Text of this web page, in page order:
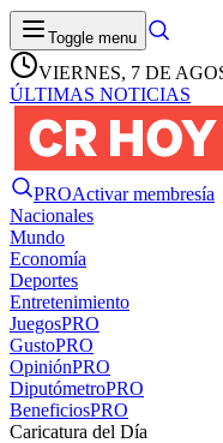
Toggle menu
VIERNES, 7 DE
ÚLTIMAS NOTICIAS
PROActivar membresía
Nacionales
Mundo
Economía
Deportes
Entretenimiento
JuegosPRO
GustoPRO
OpiniónPRO
DiputómetroPRO
BeneficiosPRO
Caricatura del Día